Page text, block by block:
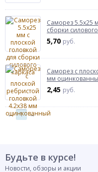
Саморез 5.5x25
сборки
5,70 руб.
Саморез с
мм
2,45 руб.
← 1 →
Будьте в курсе!
Новости, обзоры и акции